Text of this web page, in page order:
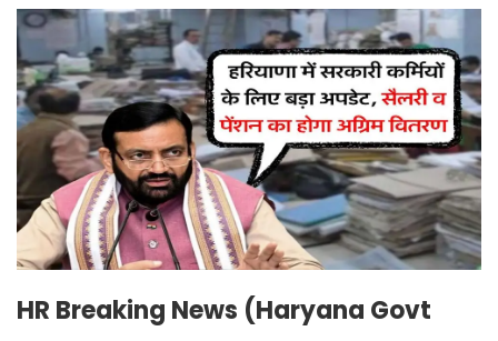
HR Breaking News (Haryana Govt